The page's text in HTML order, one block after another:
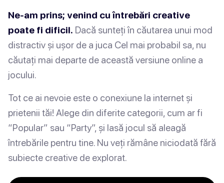
Ne-am prins; venind cu întrebări creative
poate fi dificil. Dacă sunteți în căutarea unui mod
distractiv și ușor de a juca Cel mai probabil sa, nu
căutați mai departe de această versiune online a
jocului.
Tot ce ai nevoie este o conexiune la internet și
prietenii tăi! Alege din diferite categorii, cum ar fi
“Popular” sau “Party”, și lasă jocul să aleagă
întrebările pentru tine. Nu veți rămâne niciodată fără
subiecte creative de explorat.